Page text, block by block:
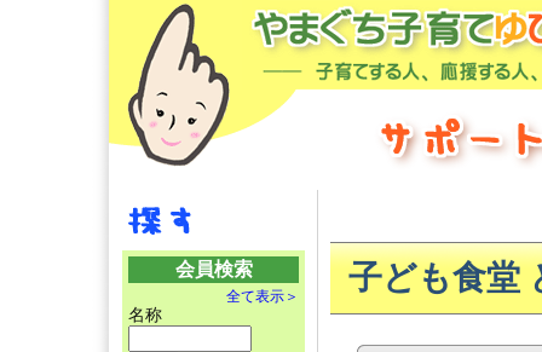
会員検索
全て表示＞
名称
子ども食堂